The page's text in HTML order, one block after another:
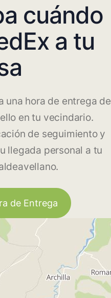
cuándo
a tu
una hora de entrega de
en tu vecindario.
de seguimiento y
llegada personal a tu
de Entrega